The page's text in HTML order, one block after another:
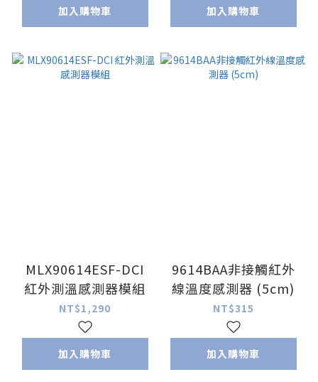
加入購物車 加入購物車
MLX90614ESF-DCI
紅外測溫感測器模組
NT$1,290
加入購物車
9614BAA非接觸紅外
線溫度感測器 (5cm)
NT$315
加入購物車